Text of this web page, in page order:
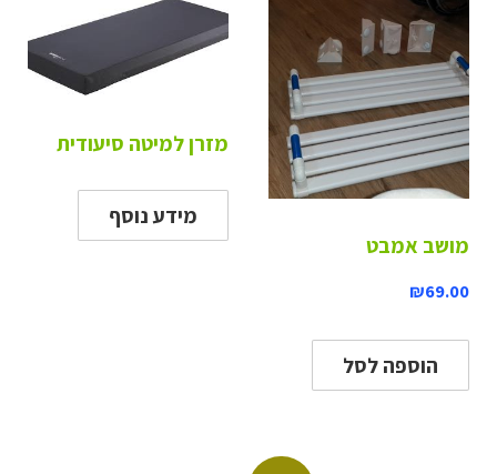
מושב אמבט
₪69.00
הוספה לסל
מזרן למיטה סיעודית
מידע נוסף